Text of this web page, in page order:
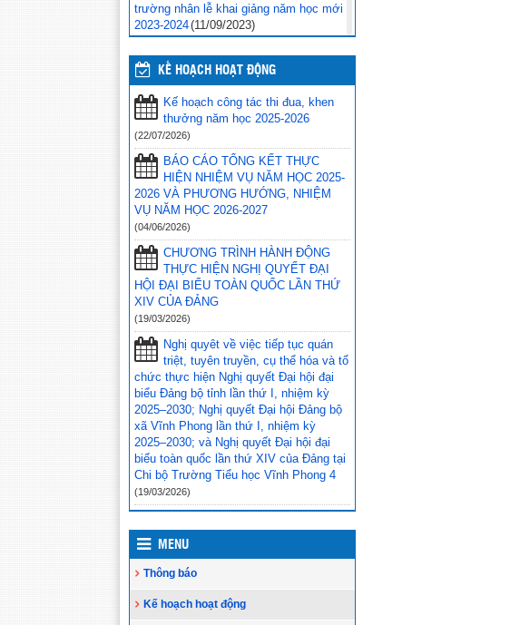
trường nhân lễ khai giảng năm học mới
2023-2024(11/09/2023)
Đồng chí Nguyễn Văn Sạch dự lễ
khai giảng năm học mới tại huyện Vĩnh
Thuận(05/09/2023)
Thư của Chủ tịch nước Võ Văn
Thưởng gửi ngành giáo dục nhân dịp
khai giảng năm học 2023-
2024 (04/09/2023)
Phối hợp với ngành giáo dục trên địa
bàn huyện Vĩnh Thuận trong công tác
thu hộ học phí
Vĩnh Thuận sẵn sàng cho năm học
mới 2023-2024 (30/08/2023)
Tổng kết năm học 2022-2023 và triển
khai phương hướng, nhiệm vụ trọng
tâm năm học 2023-2024
(30/08/2023)
Trao 20 suất quà cho học sinh có
hoàn cảnh khó khăn trước thềm năm
học mới (25/08/2023)
Toà án nhân dân tỉnh Kiên Giang
tặng Quỹ khuyến học huyện Vĩnh
Thuận trước thềm năm học 2023-
2024(15/08/2023)
Đẩy nhanh tiến độ thi công “Công
tặng học sinh nghèo vượt khó học giỏi
hiện chưa có nhà ở(10/08/2023)
KẾ HOẠCH HOẠT ĐỘNG
Kế hoạch công tác thi đua, khen
thưởng năm học 2025-2026
(22/07/2026)
BÁO CÁO TỔNG KẾT THỰC
HIỆN NHIỆM VỤ NĂM HỌC 2025-
2026 VÀ PHƯƠNG HƯỚNG, NHIỆM
VỤ NĂM HỌC 2026-2027
(04/06/2026)
CHƯƠNG TRÌNH HÀNH ĐỘNG
THỰC HIỆN NGHỊ QUYẾT ĐẠI
HỘI ĐẠI BIỂU TOÀN QUỐC LẦN THỨ
XIV CỦA ĐẢNG
(19/03/2026)
Nghị quyêt về việc tiếp tục quán
triệt, tuyên truyền, cụ thể hóa và tổ
chức thực hiện Nghị quyết Đại hội đại
biểu Đảng bộ tỉnh lần thứ I, nhiệm kỳ
2025–2030; Nghị quyết Đại hội Đảng bộ
xã Vĩnh Phong lần thứ I, nhiệm kỳ
2025–2030; và Nghị quyết Đại hội đại
biểu toàn quốc lần thứ XIV của Đảng tại
Chi bộ Trường Tiểu học Vĩnh Phong 4
(19/03/2026)
MENU
Thông báo
Kế hoạch hoạt động